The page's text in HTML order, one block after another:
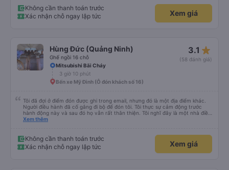
Không cần thanh toán trước
Xác nhận chỗ ngay lập tức
Xem giá
Hùng Đức (Quảng Ninh)
Ghế ngồi 16 chỗ
3.1 star_rate
(58 đánh giá)
Mitsubishi Bãi Cháy
3 giờ 10 phút
Bến xe Mỹ Đình (Ô đón khách số 16)
Tôi đã đợi ở điểm đón được ghi trong email, nhưng đó là một địa điểm khác.
Người điều hành đã cố gắng đi bộ để đón tôi. Tôi thực sự cảm động trước
hành động này và sau đó họ vẫn rất thân thiện. Tôi nghĩ đây là một nhà điều
hành xe buýt rất đáng tin cậy.
Xem thêm
Không cần thanh toán trước
Xác nhận chỗ ngay lập tức
Xem giá